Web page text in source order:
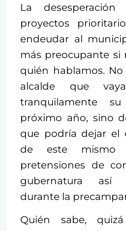
La
proyectos
endeudar al
más preocupante si
quién hablamos.
alcalde que
tranquilamente
próximo año, sino
que podría dejar el
de este
pretensiones de
gubernatura así
durante la
Quién sabe,